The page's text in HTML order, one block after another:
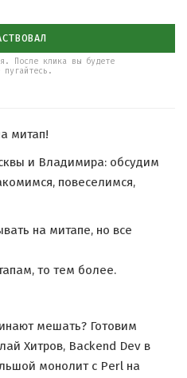
После клика вы будете
митап!
и Владимира: обсудим
повеселимся,
на митапе, но все
то тем более.
мешать? Готовим
Хитров, Backend Dev в
монолит с Perl на